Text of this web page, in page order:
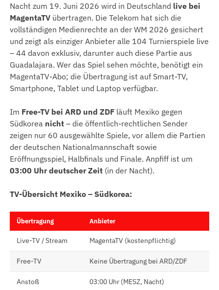
Nacht zum 19. Juni 2026 wird in Deutschland live bei
MagentaTV übertragen. Die Telekom hat sich die
vollständigen Medienrechte an der WM 2026 gesichert
und zeigt als einziger Anbieter alle 104 Turnierspiele live
– 44 davon exklusiv, darunter auch diese Partie aus
Guadalajara. Wer das Spiel sehen möchte, benötigt ein
MagentaTV-Abo; die Übertragung ist auf Smart-TV,
Smartphone, Tablet und Laptop verfügbar.
Im Free-TV bei ARD und ZDF läuft Mexiko gegen
Südkorea nicht – die öffentlich-rechtlichen Sender
zeigen nur 60 ausgewählte Spiele, vor allem die Partien
der deutschen Nationalmannschaft sowie
Eröffnungsspiel, Halbfinals und Finale. Anpfiff ist um
03:00 Uhr deutscher Zeit (in der Nacht).
TV-Übersicht Mexiko – Südkorea:
Übertragung Anbieter
Live-TV / Stream MagentaTV (kostenpflichtig)
Free-TV Keine Übertragung bei ARD/ZDF
Anstoß 03:00 Uhr (MESZ, Nacht)